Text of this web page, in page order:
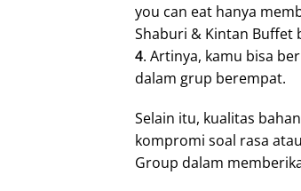
you can eat hanya
Shaburi & Kintan Buffet
4. Artinya, kamu bisa
dalam grup berempat.
Selain itu, kualitas
kompromi soal rasa
Group dalam